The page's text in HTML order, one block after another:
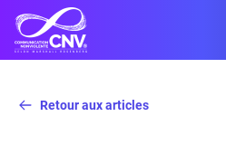
Retour aux articles